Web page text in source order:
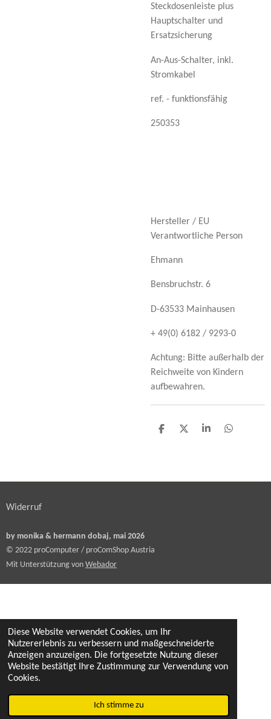
Diese Website verwendet Cookies, um Ihr
Nutzererlebnis zu verbessern und maßgeschneiderte
Anzeigen anzuzeigen. Die fortgesetzte Nutzung dieser
Website bestätigt Ihre Zustimmung zur Verwendung von
Cookies.
Ich stimme zu
Steckdosenleiste plus
Hauptschalter und
Ersatzsicherung
An-Aus-Schalter, inkl.
Stromkabel
ref. - funktionsfähig
250353
Hersteller / EU
Verantwortliche Person
Ehmann
Bensbruchstr. 6
D-63533 Mainhausen
+ 49(0) 6182 / 9293-0
Achtung: Bitte außerhalb der
Reichweite von Kindern
aufbewahren.
T
n
T
n
T
n
T
n
Widerruf
by monika & hermann dobaj, mai 2026
© 2022 proComputer / proComShop Austria
Mit Unterstützung von Webador